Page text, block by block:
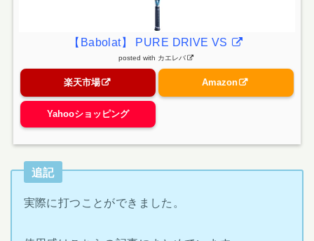
【Babolat】 PURE DRIVE VS
posted with カエレバ
楽天市場 Amazon
Yahooショッピング
追記
実際に打つことができました。